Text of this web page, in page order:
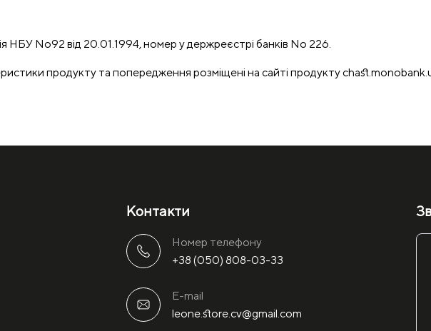
No92 від 20.01.1994, номер у держреєстрі банків No 226.
продукту та попередження розміщені на сайті продукту
Контакти
Номер телефону
+38 (050) 808-03-33
E-mail
leone.store.cv@gmail.com